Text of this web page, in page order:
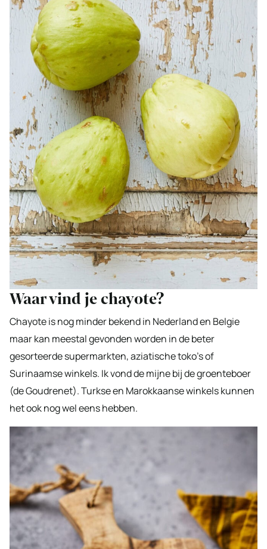
Waar vind je chayote?
Chayote is nog minder bekend in Nederland en Belgie
maar kan meestal gevonden worden in de beter
gesorteerde supermarkten, aziatische toko’s of
Surinaamse winkels. Ik vond de mijne bij de groenteboer
(de Goudrenet). Turkse en Marokkaanse winkels kunnen
het ook nog wel eens hebben.